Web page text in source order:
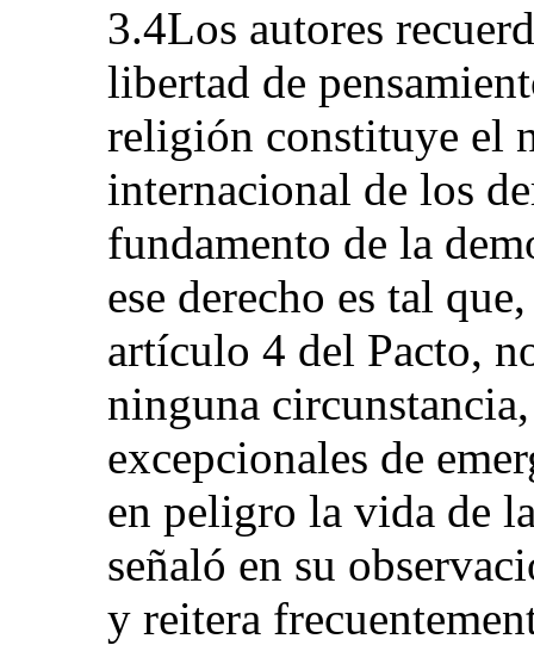
3.4Los autores
libertad de
religión constituye el
internacional de los
fundamento de la
ese derecho es tal
artículo 4 del Pacto,
ninguna
excepcionales de
en peligro la vida de
señaló en su
y reitera